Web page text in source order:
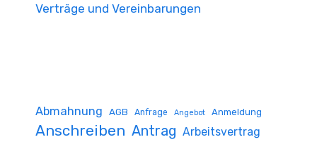
Verträge und Vereinbarungen
Abmahnung AGB Anfrage Angebot Anmeldung
Anschreiben Antrag Arbeitsvertrag